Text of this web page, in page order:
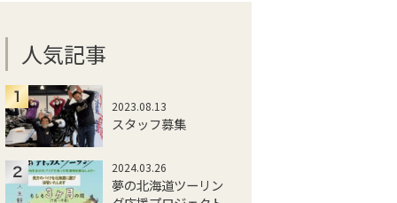
人気記事
2023.08.13
スタッフ募集
2024.03.26
夢の北海道ツーリン